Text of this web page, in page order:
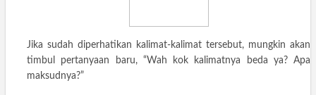
Jika sudah diperhatikan kalimat-kalimat tersebut, mungkin akan
timbul pertanyaan baru, “Wah kok kalimatnya beda ya? Apa
maksudnya?”